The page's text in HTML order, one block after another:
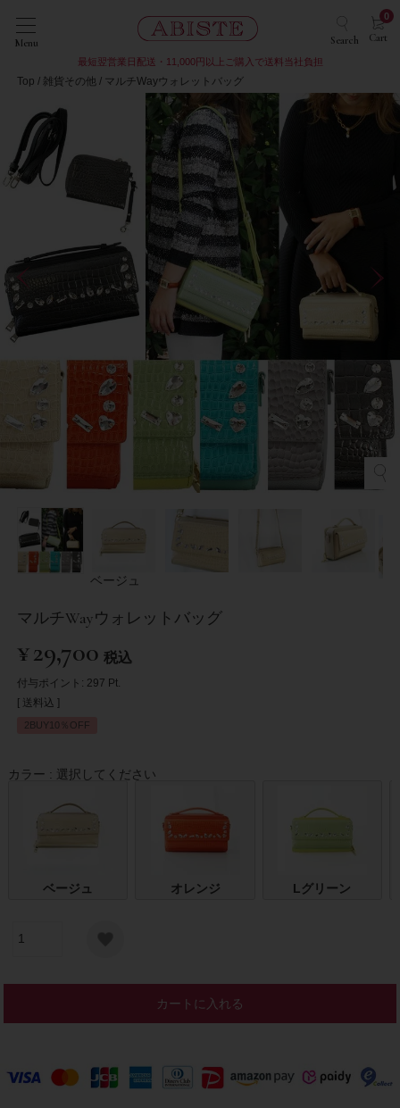
Menu Search Cart
0
最短翌営業日配送・11,000円以上ご購入で送料当社負担
Top 雑貨その他 マルチWayウォレットバッグ
ベージュ
マルチWayウォレットバッグ
¥29,700 税込
付与ポイント: 297 Pt.
送料込
2BUY10％OFF
カラー 選択してください
ベージュ オレンジ Lグリーン
カートに入れる